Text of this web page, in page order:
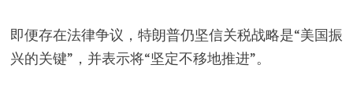
即便存在法律争议，特朗普仍坚信关税战略是“美国振
兴的关键”，并表示将“坚定不移地推进”。